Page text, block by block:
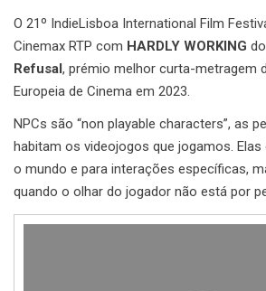
O 21º IndieLisboa International Film
Cinemax RTP com HARDLY WORKING
Refusal, prémio melhor curta-metragem
Europeia de Cinema em 2023.
NPCs são “non playable characters”, as
habitam os videojogos que jogamos.
o mundo e para interações específicas,
quando o olhar do jogador não está por